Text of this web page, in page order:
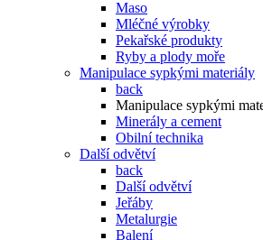
Maso
Mléčné výrobky
Pekařské produkty
Ryby a plody moře
Manipulace sypkými materiály
back
Manipulace sypkými
Minerály a cement
Obilní technika
Další odvětví
back
Další odvětví
Jeřáby
Metalurgie
Balení